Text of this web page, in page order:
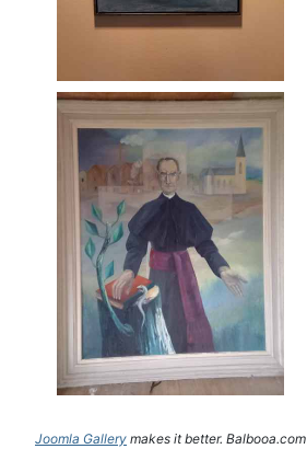
Joomla Gallery makes it better. Balbooa.com